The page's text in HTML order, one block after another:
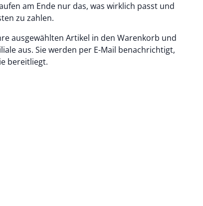
am Ende nur das, was wirklich passt und
zu zahlen.
ausgewählten Artikel in den Warenkorb und
aus. Sie werden per E-Mail benachrichtigt,
bereitliegt.